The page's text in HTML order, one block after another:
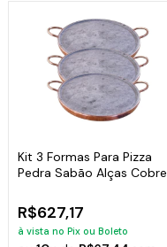
Kit 3 Formas Para Pizza
Pedra Sabão Alças Cobre
R$627,17
à vista no Pix ou Boleto